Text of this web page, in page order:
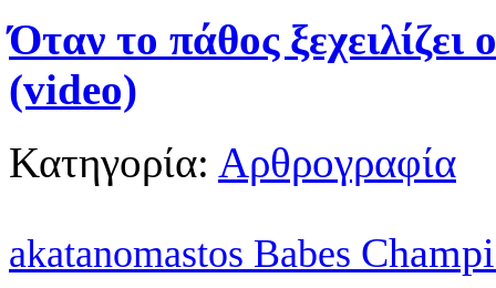
Όταν το πάθος
(video)
Κατηγορία: Αρθρογραφία
akatanomastos Babes